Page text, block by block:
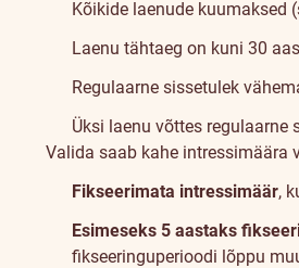
Kõikide laenude kuumaksed
Laenu tähtaeg on kuni 30
Regulaarne sissetulek
Üksi laenu võttes regulaarne
Valida saab kahe intressimäära
Fikseerimata intressimäär,
Esimeseks 5 aastaks
fikseeringuperioodi lõppu